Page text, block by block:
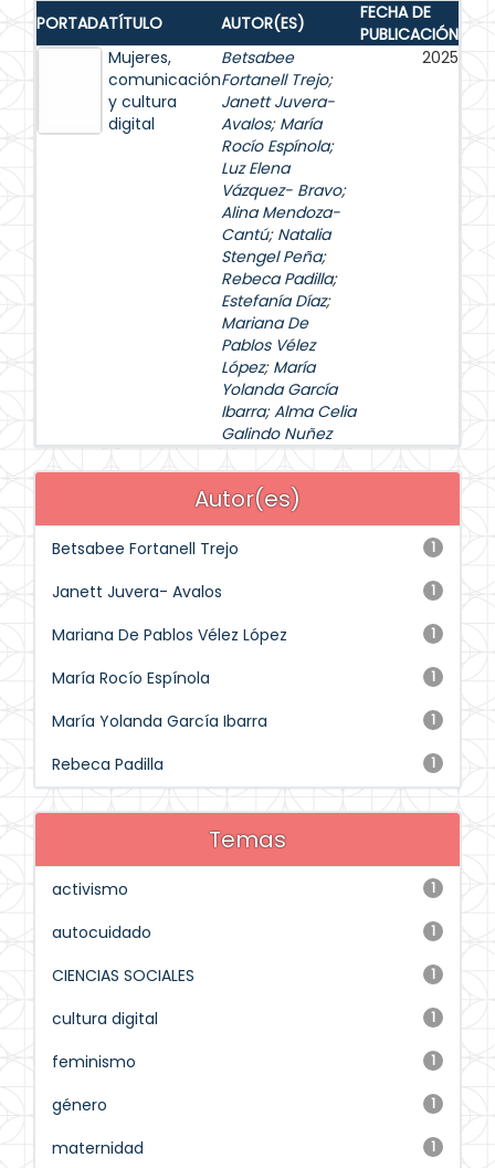
PORTADATÍTULO AUTOR(ES)
FECHA DE
PUBLICACIÓN
Mujeres,
comunicación
y cultura
digital
Betsabee
Fortanell Trejo;
Janett Juvera-
Avalos; María
Rocío Espínola;
Luz Elena
Vázquez- Bravo;
Alina Mendoza-
Cantú; Natalia
Stengel Peña;
Rebeca Padilla;
Estefanía Díaz;
Mariana De
Pablos Vélez
López; María
Yolanda García
Ibarra;Alma Celia
Galindo Nuñez
2025
Autor(es)
1
Betsabee Fortanell Trejo
1
Janett Juvera- Avalos
1
Mariana De Pablos Vélez López
1
María Rocío Espínola
1
María Yolanda García Ibarra
1
Rebeca Padilla
Temas
1
activismo
1
autocuidado
1
CIENCIAS SOCIALES
1
cultura digital
1
feminismo
1
género
1
maternidad